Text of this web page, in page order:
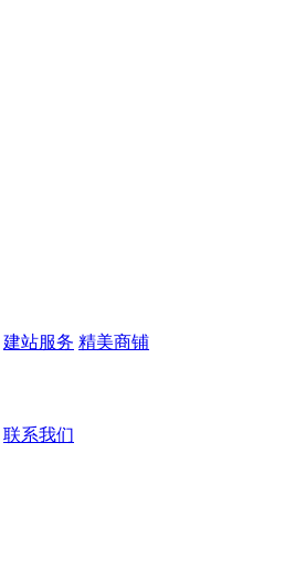
建站服务 精美商铺
联系我们